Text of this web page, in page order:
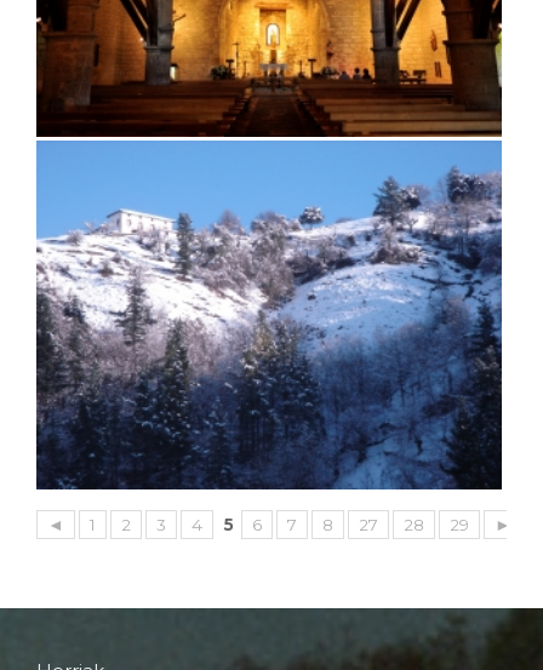
◄ 1 2 3 4 5 6 7 8 27 28 29 ►